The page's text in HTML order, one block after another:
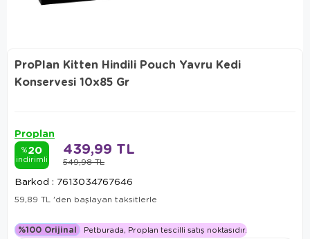
ProPlan Kitten Hindili Pouch Yavru Kedi
Konservesi 10x85 Gr
Proplan
%20
indirimli 549,98 TL
439,99 TL
Barkod : 7613034767646
59,89 TL 'den başlayan taksitlerle
%100 Orijinal Petburada, Proplan tescilli satış noktasıdır.